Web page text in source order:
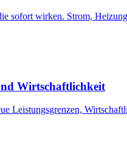
sofort wirken. Strom,
Wirtschaftlichkeit
Leistungsgrenzen,